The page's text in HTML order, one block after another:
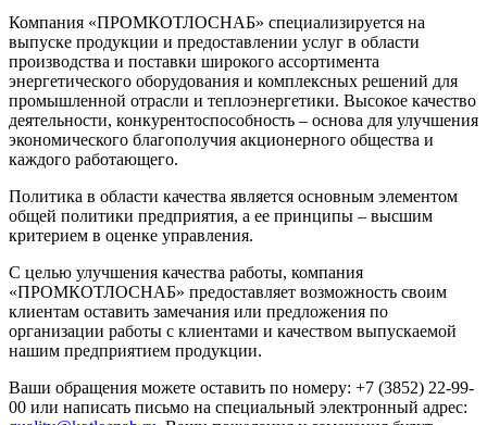
Компания «ПРОМКОТЛОСНАБ» специализируется на
выпуске продукции и предоставлении услуг в области
производства и поставки широкого ассортимента
энергетического оборудования и комплексных решений для
промышленной отрасли и теплоэнергетики. Высокое качество
деятельности, конкурентоспособность – основа для улучшения
экономического благополучия акционерного общества и
каждого работающего.
Политика в области качества является основным элементом
общей политики предприятия, а ее принципы – высшим
критерием в оценке управления.
С целью улучшения качества работы, компания
«ПРОМКОТЛОСНАБ» предоставляет возможность своим
клиентам оставить замечания или предложения по
организации работы с клиентами и качеством выпускаемой
нашим предприятием продукции.
Ваши обращения можете оставить по номеру: +7 (3852) 22-99-
00 или написать письмо на специальный электронный адрес: